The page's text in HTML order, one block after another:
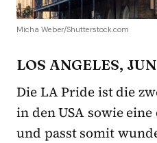
Micha Weber/Shutterstock.com
LOS ANGELES,
Die LA Pride ist die
in den USA sowie
und passt somit